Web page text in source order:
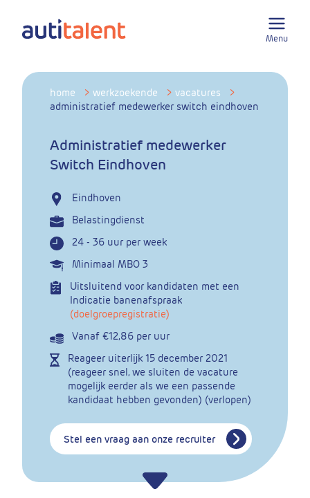
Menu
home > werkzoekende > vacatures
>
administratief medewerker switch eindhoven
Administratief medewerker
Switch Eindhoven
Eindhoven
Belastingdienst
24 - 36 uur per week
Minimaal MBO 3
Uitsluitend voor kandidaten met een
Indicatie banenafspraak
(doelgroepregistratie)
Vanaf €12,86 per uur
Reageer uiterlijk 15 december 2021
(reageer snel, we sluiten de vacature
mogelijk eerder als we een passende
kandidaat hebben gevonden) (verlopen)
Stel een vraag aan onze recruiter